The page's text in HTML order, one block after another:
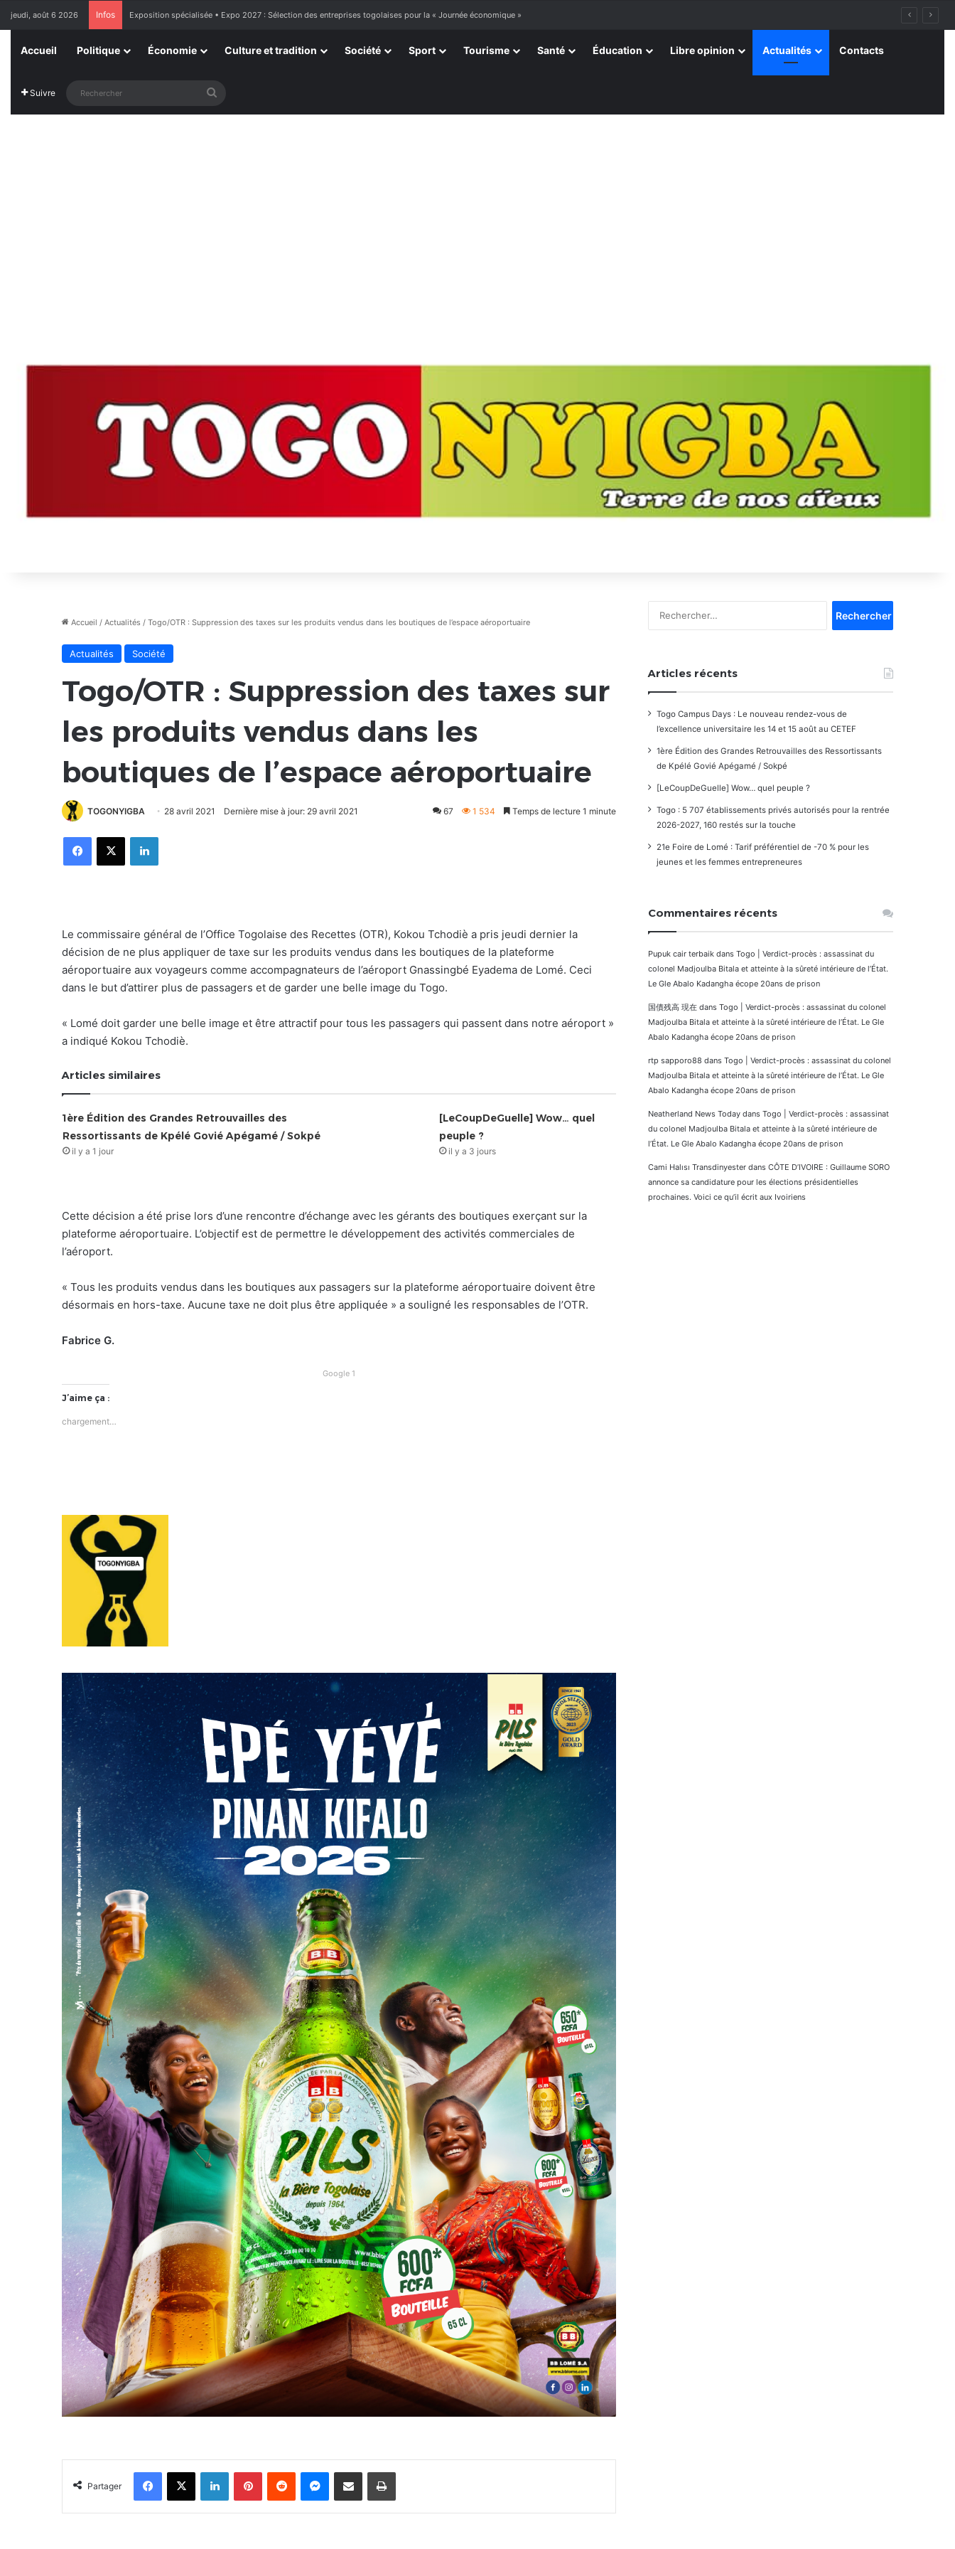
jeudi, août 6 2026 Infos Exposition spécialisée • Expo 2027 : Sélection des entreprises togolaises pour la « Journée économique »
Accueil Politique Économie Culture et tradition Société Sport Tourisme Santé Éducation Libre opinion Actualités Contacts
Suivre
Accueil / Actualités / Togo/OTR : Suppression des taxes sur les produits vendus dans les boutiques de l’espace aéroportuaire
Actualités Société
Togo/OTR : Suppression des taxes sur
les produits vendus dans les
boutiques de l’espace aéroportuaire
TOGONYIGBA 28 avril 2021 Dernière mise à jour: 29 avril 2021 67 1 534 Temps de lecture 1 minute
FacebookX Linkedin
Le commissaire général de l’Office Togolaise des Recettes (OTR), Kokou Tchodiè a pris jeudi dernier la
décision de ne plus appliquer de taxe sur les produits vendus dans les boutiques de la plateforme
aéroportuaire aux voyageurs comme accompagnateurs de l’aéroport Gnassingbé Eyadema de Lomé. Ceci
dans le but d’attirer plus de passagers et de garder une belle image du Togo.
« Lomé doit garder une belle image et être attractif pour tous les passagers qui passent dans notre aéroport »
a indiqué Kokou Tchodiè.
Articles similaires
1ère Édition des Grandes Retrouvailles des
Ressortissants de Kpélé Govié Apégamé / Sokpé
il y a 1 jour
[LeCoupDeGuelle] Wow… quel
peuple ?
il y a 3 jours
Cette décision a été prise lors d’une rencontre d’échange avec les gérants des boutiques exerçant sur la
plateforme aéroportuaire. L’objectif est de permettre le développement des activités commerciales de
l’aéroport.
« Tous les produits vendus dans les boutiques aux passagers sur la plateforme aéroportuaire doivent être
désormais en hors-taxe. Aucune taxe ne doit plus être appliquée » a souligné les responsables de l’OTR.
Fabrice G.
Google 1
J’aime ça :
chargement…
Partager
FacebookX Linkedin PinterestReddit MessengerPartager par email Imprimer
Articles récents
Togo Campus Days : Le nouveau rendez-vous de
l’excellence universitaire les 14 et 15 août au CETEF
1ère Édition des Grandes Retrouvailles des Ressortissants
de Kpélé Govié Apégamé / Sokpé
[LeCoupDeGuelle] Wow… quel peuple ?
Togo : 5 707 établissements privés autorisés pour la rentrée
2026-2027, 160 restés sur la touche
21e Foire de Lomé : Tarif préférentiel de -70 % pour les
jeunes et les femmes entrepreneures
Commentaires récents
Pupuk cair terbaik dans Togo | Verdict-procès : assassinat du
colonel Madjoulba Bitala et atteinte à la sûreté intérieure de l’État.
Le Gle Abalo Kadangha écope 20ans de prison
国債残高 現在 dans Togo | Verdict-procès : assassinat du colonel
Madjoulba Bitala et atteinte à la sûreté intérieure de l’État. Le Gle
Abalo Kadangha écope 20ans de prison
rtp sapporo88 dans Togo | Verdict-procès : assassinat du colonel
Madjoulba Bitala et atteinte à la sûreté intérieure de l’État. Le Gle
Abalo Kadangha écope 20ans de prison
Neatherland News Today dans Togo | Verdict-procès : assassinat
du colonel Madjoulba Bitala et atteinte à la sûreté intérieure de
l’État. Le Gle Abalo Kadangha écope 20ans de prison
Cami Halısı Transdinyester dans CÔTE D’IVOIRE : Guillaume SORO
annonce sa candidature pour les élections présidentielles
prochaines. Voici ce qu’il écrit aux Ivoiriens